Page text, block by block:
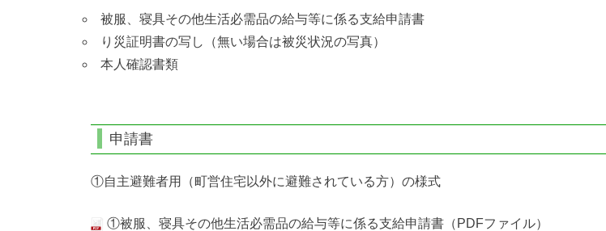
被服、寝具その他生活必需品の給与等に係る支給申請書
り災証明書の写し（無い場合は被災状況の写真）
本人確認書類
申請書
①自主避難者用（町営住宅以外に避難されている方）の様式
①被服、寝具その他生活必需品の給与等に係る支給申請書（PDFファイル）